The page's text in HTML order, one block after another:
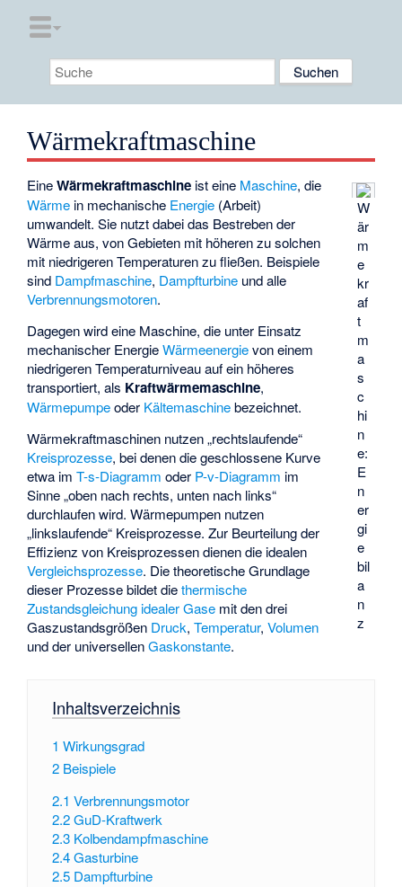
Wärmekraftmaschine
W
är
m
e
kr
af
t
m
a
s
c
hi
n
e:
E
n
er
gi
e
bil
a
n
z
EineWärmekraftmaschine ist eine Maschine, die
Wärme in mechanische Energie (Arbeit)
umwandelt. Sie nutzt dabei das Bestreben der
Wärme aus, von Gebieten mit höheren zu solchen
mit niedrigeren Temperaturen zu fließen. Beispiele
sind Dampfmaschine, Dampfturbine und alle
Verbrennungsmotoren.
Dagegen wird eine Maschine, die unter Einsatz
mechanischer EnergieWärmeenergievon einem
niedrigeren Temperaturniveau auf ein höheres
transportiert, als Kraftwärmemaschine,
Wärmepumpeoder Kältemaschinebezeichnet.
Wärmekraftmaschinen nutzen „rechtslaufende“
Kreisprozesse, bei denen die geschlossene Kurve
etwa imT-s-Diagramm oder P-v-Diagramm im
Sinne „oben nach rechts, unten nach links“
durchlaufen wird. Wärmepumpen nutzen
„linkslaufende“ Kreisprozesse. Zur Beurteilung der
Effizienz von Kreisprozessen dienen die idealen
Vergleichsprozesse. Die theoretische Grundlage
dieser Prozesse bildet diethermische
Zustandsgleichung idealer Gase mit den drei
Gaszustandsgrößen Druck,Temperatur,Volumen
und der universellenGaskonstante.
Inhaltsverzeichnis
1 Wirkungsgrad
2 Beispiele
2.1 Verbrennungsmotor
2.2GuD-Kraftwerk
2.3 Kolbendampfmaschine
2.4Gasturbine
2.5 Dampfturbine